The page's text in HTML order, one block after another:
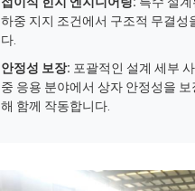
하중 지지 조건에서 구조적 무결성
다.
안정성 보장: 포괄적인 설계 세부
중 응용 분야에서 상자 안정성을 보
해 함께 작동합니다.